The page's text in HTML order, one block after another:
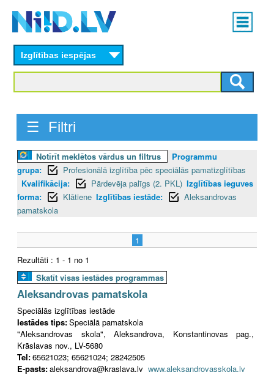
content
Main
menu
Izglītības iespējas
☰ Filtri
Notīrīt meklētos vārdus un filtrus
Programmu
grupa:
Profesionālā izglītība pēc speciālās pamatizglītības
Kvalifikācija:
Pārdevēja palīgs (2. PKL) Izglītības ieguves
forma:
Klātiene Izglītības iestāde:
Aleksandrovas
pamatskola
1
Rezultāti : 1 - 1 no 1
Skatīt visas iestādes programmas
Aleksandrovas pamatskola
Speciālās izglītības iestāde
Iestādes tips:Speciālā pamatskola
"Aleksandrovas skola", Aleksandrova, Konstantinovas pag.,
Krāslavas nov., LV-5680
Tel:65621023; 65621024; 28242505
E-pasts:aleksandrova@kraslava.lv www.aleksandrovasskola.lv